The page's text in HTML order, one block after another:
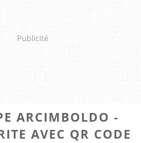
Publicité
ARCIMBOLDO -
AVEC QR CODE